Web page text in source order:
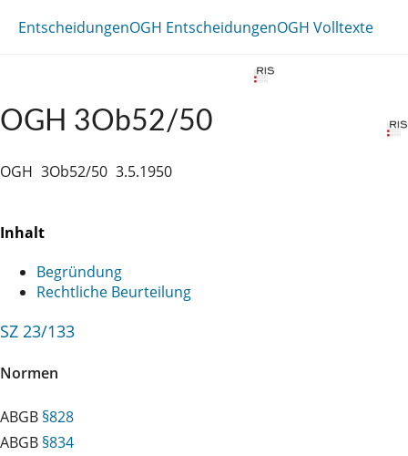
EntscheidungenOGH EntscheidungenOGH Volltexte
OGH 3Ob52/50
OGH 3Ob52/50 3.5.1950
Inhalt
Begründung
Rechtliche Beurteilung
SZ 23/133
Normen
ABGB §828
ABGB §834